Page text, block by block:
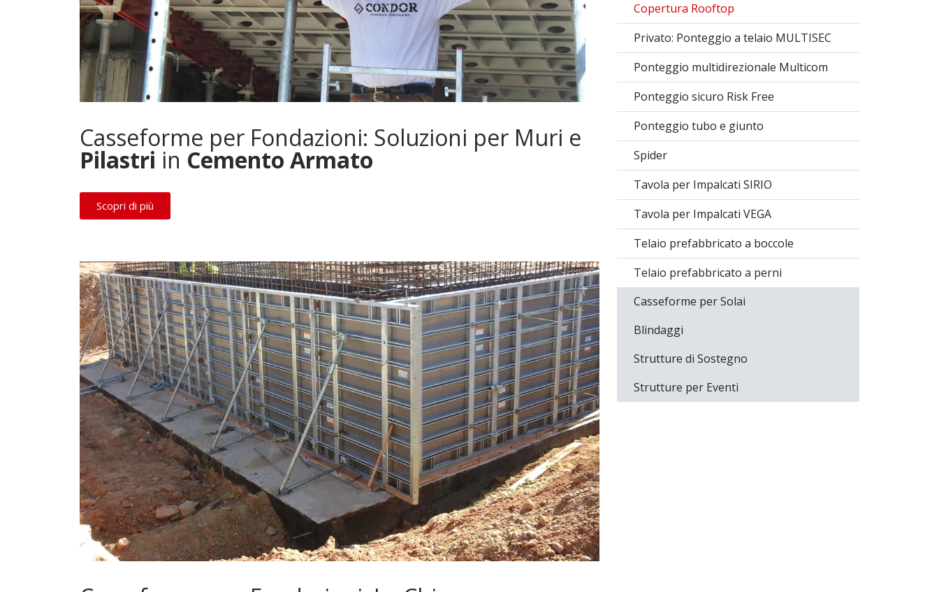
Casseforme per Fondazioni: Soluzioni per Muri e
Pilastri in Cemento Armato
Scopri di più
Copertura Rooftop
Privato: Ponteggio a telaio MULTISEC
Ponteggio multidirezionale Multicom
Ponteggio sicuro Risk Free
Ponteggio tubo e giunto
Spider
Tavola per Impalcati SIRIO
Tavola per Impalcati VEGA
Telaio prefabbricato a boccole
Telaio prefabbricato a perni
Casseforme per Solai
Blindaggi
Strutture di Sostegno
Strutture per Eventi